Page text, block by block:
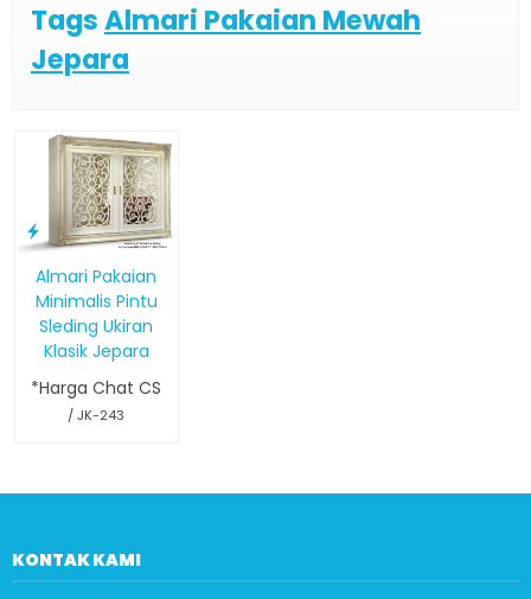
TagsAlmari Pakaian Mewah
Jepara
Almari Pakaian
Minimalis Pintu
Sleding Ukiran
Klasik Jepara
*Harga Chat CS
/ JK-243
KONTAK KAMI